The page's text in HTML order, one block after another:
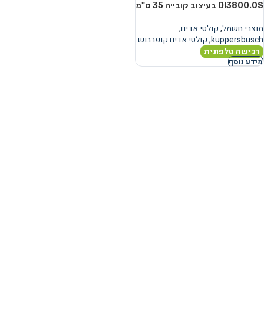
DI3800.0S בעיצוב קובייה 35 ס"מ
מוצרי חשמל,קולטי אדים,
kuppersbusch
,קולטי אדים קופרבוש
רכישה טלפונית
מידע נוסף